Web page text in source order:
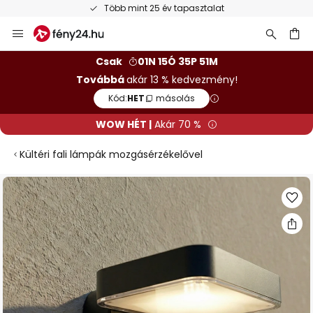
Több mint 25 év tapasztalat
Ugrás
a
Csak
01N 15Ó 35P 50M
Továbbáakár 13 % kedvezmény!
Kód:HET másolás
WOW HÉT | Akár 70 %
Kültéri fali lámpák mozgásérzékelővel
Ugrás
a
képgaléria
végére